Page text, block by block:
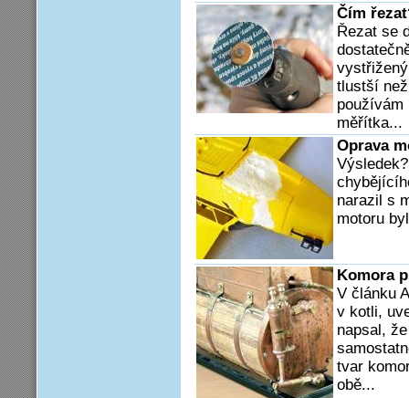
Čím
Řezat se
tlustší
používám
měřítka...
Oprava
narazil s
motoru
Komora
V článku
v kotli,
napsal,
tvar
obě...